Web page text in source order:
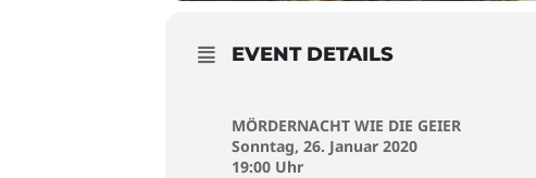
EVENT DETAILS
MÖRDERNACHT WIE DIE GEIER
Sonntag, 26. Januar 2020
19:00 Uhr